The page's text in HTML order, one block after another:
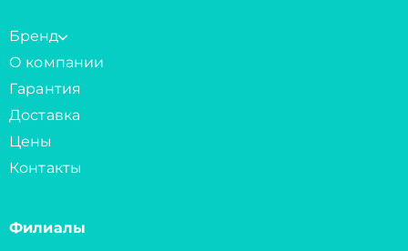
Бренд
О компании
Гарантия
Доставка
Цены
Контакты
Филиалы